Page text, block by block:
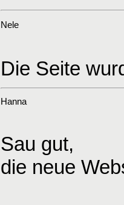
Nele
Die Seite
Hanna
Sau gut,
die neue